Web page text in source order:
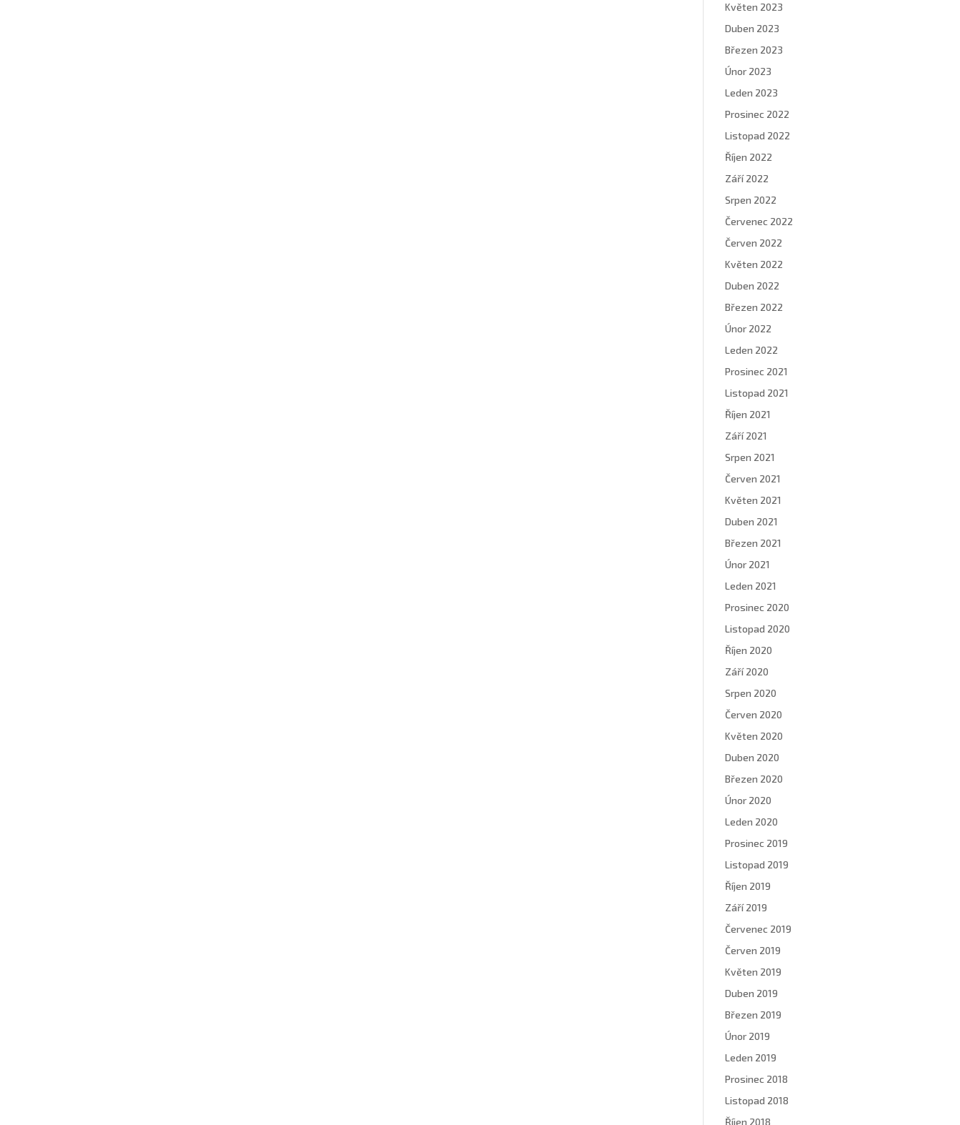
Květen 2023
Duben 2023
Březen 2023
Únor 2023
Leden 2023
Prosinec 2022
Listopad 2022
Říjen 2022
Září 2022
Srpen 2022
Červenec 2022
Červen 2022
Květen 2022
Duben 2022
Březen 2022
Únor 2022
Leden 2022
Prosinec 2021
Listopad 2021
Říjen 2021
Září 2021
Srpen 2021
Červen 2021
Květen 2021
Duben 2021
Březen 2021
Únor 2021
Leden 2021
Prosinec 2020
Listopad 2020
Říjen 2020
Září 2020
Srpen 2020
Červen 2020
Květen 2020
Duben 2020
Březen 2020
Únor 2020
Leden 2020
Prosinec 2019
Listopad 2019
Říjen 2019
Září 2019
Červenec 2019
Červen 2019
Květen 2019
Duben 2019
Březen 2019
Únor 2019
Leden 2019
Prosinec 2018
Listopad 2018
Říjen 2018